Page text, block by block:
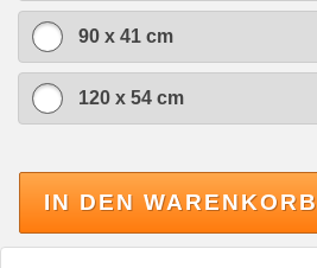
90 x 41 cm
120 x 54 cm
IN DEN WARENKORB